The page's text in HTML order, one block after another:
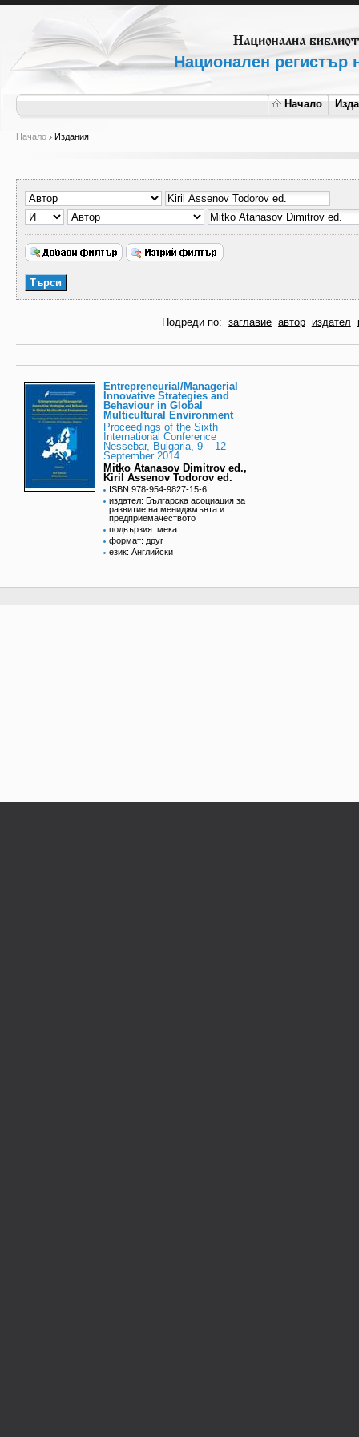
Национален регистър
Начало
Начало Издания
Подреди по: заглавие автор издател
Entrepreneurial/Managerial
Innovative Strategies and
Behaviour in Global
Multicultural Environment
Proceedings of the Sixth
International Conference
Nessebar, Bulgaria, 9 – 12
September 2014
Mitko Atanasov Dimitrov ed.,
Kiril Assenov Todorov ed.
ISBN 978-954-9827-15-6
издател: Българска асоциация за
развитие на мениджмънта и
предприемачеството
подвързия: мека
формат: друг
език: Английски